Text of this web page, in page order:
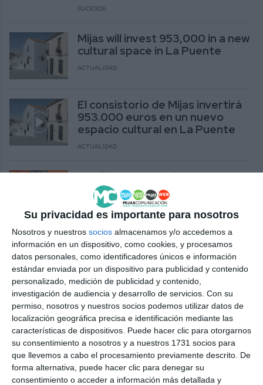
Su privacidad es importante para nosotros
Nosotros y nuestros socios almacenamos y/o accedemos a
información en un dispositivo, como cookies, y procesamos
datos personales, como identificadores únicos e información
estándar enviada por un dispositivo para publicidad y contenido
personalizado, medición de publicidad y contenido,
investigación de audiencia y desarrollo de servicios. Con su
permiso, nosotros y nuestros socios podemos utilizar datos de
localización geográfica precisa e identificación mediante las
características de dispositivos. Puede hacer clic para otorgarnos
su consentimiento a nosotros y a nuestros 1731 socios para
que llevemos a cabo el procesamiento previamente descrito. De
forma alternativa, puede hacer clic para denegar su
consentimiento o acceder a información más detallada y
SUCESOS
Mijas will invest 953,000 in a new
cultural space in La Puente
ACTUALIDAD
El consistorio de Mijas invertirá
953.000 euros en un nuevo
espacio cultural en La Puente
ACTUALIDAD
Cs pide ejecutar el
desdoblamiento del Camino de
Coín y los puentes al Gran
Parque
ACTUALIDAD
Los espectáculos de las luces
navideñas garantizan un puente
de diez
ACTUALIDAD
El Gran Parque abrirá en el
puente, el 13 y 14 de diciembre y
del 20 al 6 de enero
ACTUALIDAD